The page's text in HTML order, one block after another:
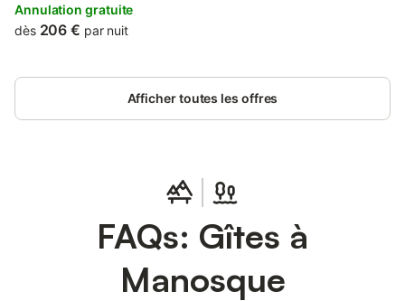
arboricole de 33 hectares, dont 30 hectares de pommiers.
Celui-ci vous accueille dans son gîte, situé à l'étage de la
vue sur le plateau de Valensole. L'appartement se compose d'un
séjour/salle à manger, avec une cuisine indépendante, de deux
chambres et d'une salle de bain. Une partie du jardin lui est
Annulation gratuite
dès 206 € par nuit
Afficher toutes les offres
FAQs: Gîtes à
Manosque